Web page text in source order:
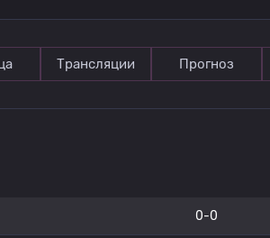
Трансляции Прогноз
0-0